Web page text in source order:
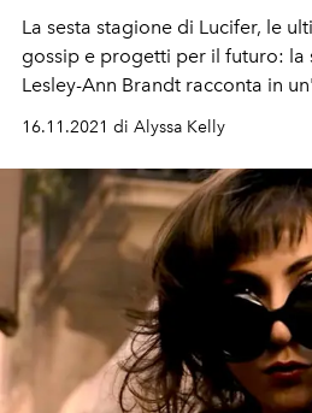
La sesta stagione di Lucifer, le
gossip e progetti per il futuro: la
Lesley-Ann Brandt racconta in
16.11.2021 di Alyssa Kelly